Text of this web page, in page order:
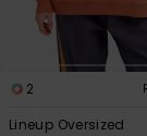
2
Lineup Oversized